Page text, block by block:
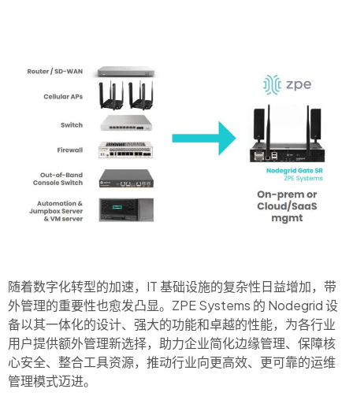
随着数字化转型的加速，IT 基础设施的复杂性日益增加，带
外管理的重要性也愈发凸显。ZPE Systems 的 Nodegrid 设
备以其一体化的设计、强大的功能和卓越的性能，为各行业
用户提供额外管理新选择，助力企业简化边缘管理、保障核
心安全、整合工具资源，推动行业向更高效、更可靠的运维
管理模式迈进。